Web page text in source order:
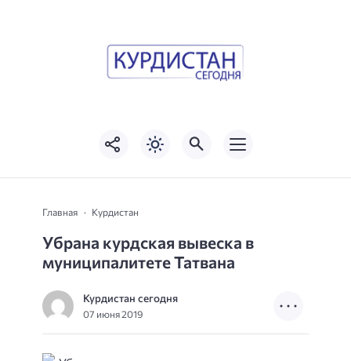
Главная Курдистан
Убрана курдская вывеска в
муниципалитете Татвана
Курдистан сегодня
07 июня 2019